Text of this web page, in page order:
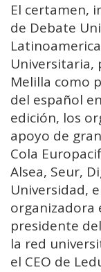
El certamen,
de Debate
Universitaria,
Melilla como
del español
edición, los
apoyo de
Cola
Alsea, Seur,
Universidad,
organizadora
presidente
la red
el CEO de